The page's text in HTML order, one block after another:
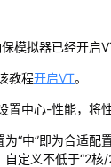
模拟器已经开启
教程开启VT。
置中心-性能，将
“中”即为合适配
定义不低于“2核